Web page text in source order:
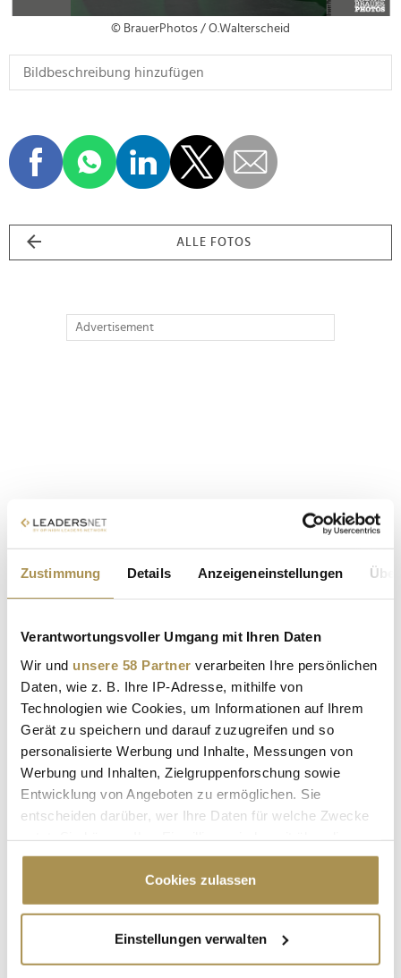
Zustimmung Details Anzeigeneinstellungen
Verantwortungsvoller Umgang mit Ihren Daten
Wir und unsere 58 Partner verarbeiten Ihre persönlichen
Daten, wie z. B. Ihre IP-Adresse, mithilfe von
Technologien wie Cookies, um Informationen auf Ihrem
Gerät zu speichern und darauf zuzugreifen und so
personalisierte Werbung und Inhalte, Messungen von
Werbung und Inhalten, Zielgruppenforschung sowie
Entwicklung von Angeboten zu ermöglichen. Sie
entscheiden darüber, wer Ihre Daten für welche Zwecke
Cookie-Erklärung oder durch Klicken auf das Privacy
Trigger Symbol ändern oder widerrufen
Informationen über Ihre geografische Lage
erfassen, welche bis auf einige Meter genau sein
Cookies zulassen
Einstellungen verwalten
© BrauerPhotos / O.Walterscheid
ALLE FOTOS
Advertisement